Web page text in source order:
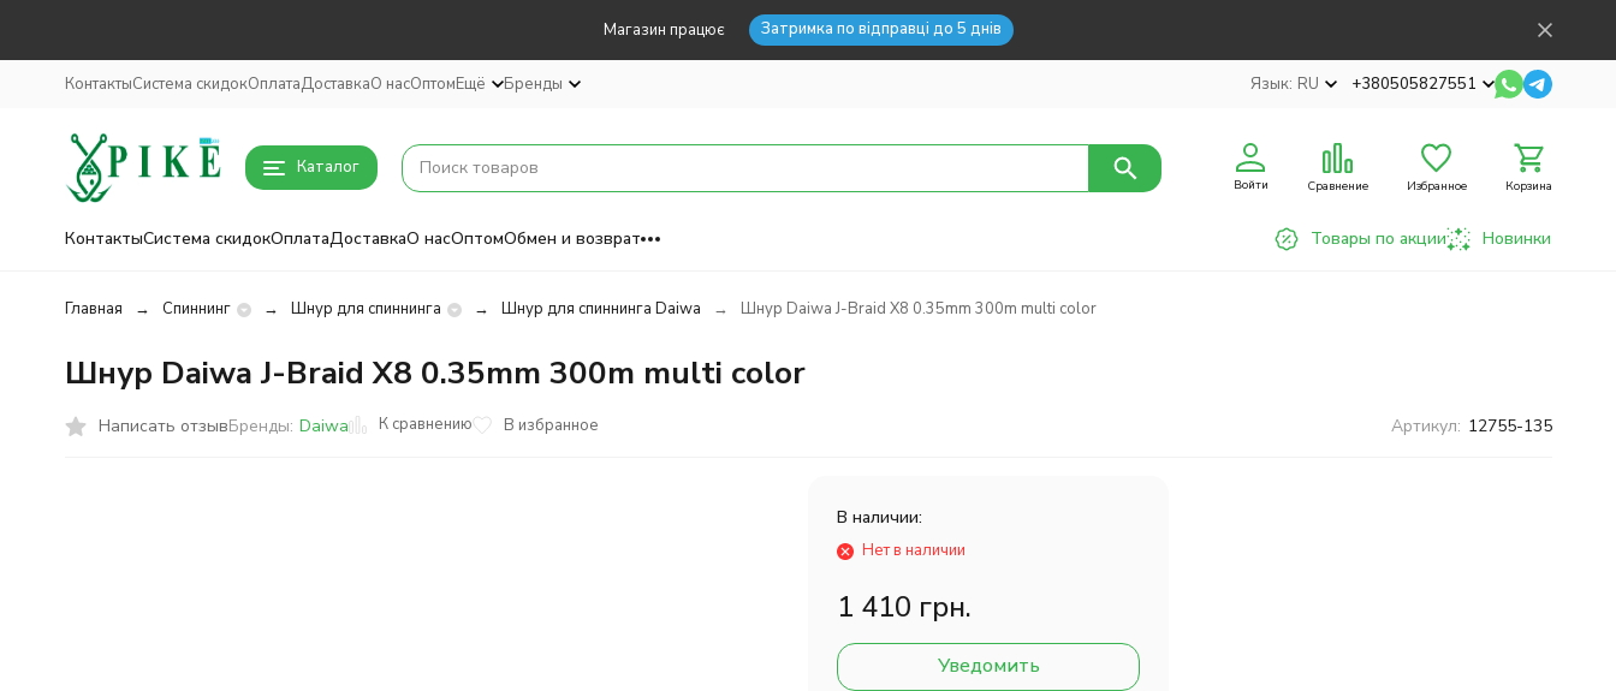
Магазин працює Затримка по відправці до 5 днів
КонтактыСистема скидокОплатаДоставкаО насОптомЕщё Бренды Язык: RU +380505827551
Каталог
Войти Сравнение Избранное Корзина
КонтактыСистема скидокОплатаДоставкаО насОптомОбмен и возврат Товары по акции Новинки
Главная Спиннинг Шнур для спиннинга Шнур для спиннинга Daiwa Шнур Daiwa J-Braid X8 0.35mm 300m multi color
Шнур Daiwa J-Braid X8 0.35mm 300m multi color
Написать отзывБренды: Daiwa К сравнению В избранное Артикул: 12755-135
В наличии:
Нет в наличии
1 410 грн.
Уведомить